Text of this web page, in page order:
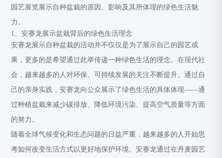
园艺展览展示自种盆栽的原因、影响及其所体现的绿色生活魅
力。
1、安赛龙展示盆栽背后的绿色生活理念
安赛龙展示自种盆栽的活动并不仅仅是为了展示自己的园艺成
果，更多的是希望通过此举传递一种绿色生活的理念。在现代社
会，越来越多的人对环保、可持续发展的关注不断提升。通过自
己的亲身实践，安赛龙向公众展示了绿色生活的具体体现——通
过种植盆栽来减少碳排放、降低环境污染、提高空气质量等方面
的努力。
随着全球气候变化和生态问题的日益严重，越来越多的人开始思
考如何改变生活方式以更好地保护环境。安赛龙通过在丹麦园艺